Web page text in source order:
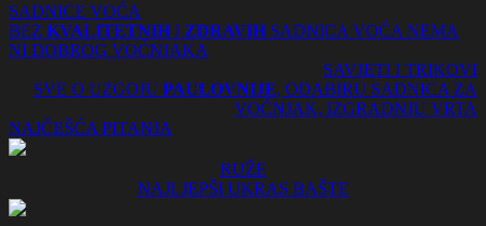
SADNICE VOĆA
BEZ KVALITETNIH I ZDRAVIH SADNICA VOĆA NEMA
NI DOBROG VOĆNJAKA
SAVJETI I TRIKOVI
SVE O UZGOJU PAULOVNIJE, ODABIRU SADNICA ZA
VOĆNJAK, IZGRADNJU VRTA
NAJČEŠĆA PITANJA
RUŽE
NAJLJEPŠI UKRAS BAŠTE